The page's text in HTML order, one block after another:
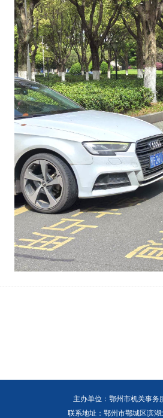
主办单位：鄂州市机关事
联系地址：鄂州市鄂城区滨